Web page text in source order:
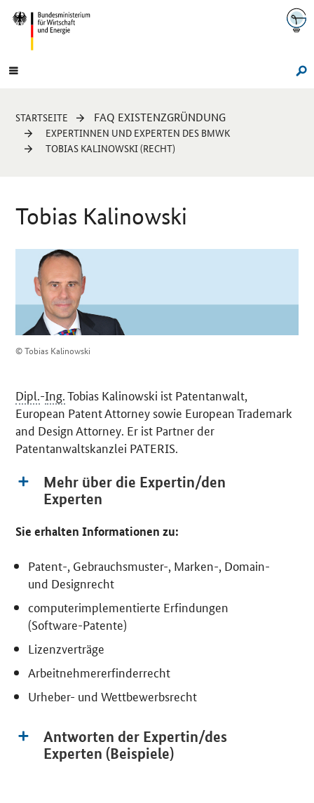
Navigation
Hauptmenü
Sie
sind
hier:
STARTSEITE FAQ EXISTENZGRÜNDUNG
EXPERTINNEN UND EXPERTEN DES BMWK
TOBIAS KALINOWSKI (RECHT)
Tobias Kalinowski
© Tobias Kalinowski
Dipl.-Ing.Tobias Kalinowski ist Patentanwalt,
European Patent Attorney sowie European Trademark
and Design Attorney. Er ist Partner der
Patentanwaltskanzlei PATERIS.
Mehr über die Expertin/den
Experten
Sie erhalten Informationen zu:
Patent-, Gebrauchsmuster-, Marken-, Domain-
und Designrecht
computerimplementierte Erfindungen
(Software-Patente)
Lizenzverträge
Arbeitnehmererfinderrecht
Urheber- und Wettbewerbsrecht
Antworten der Expertin/des
Experten (Beispiele)